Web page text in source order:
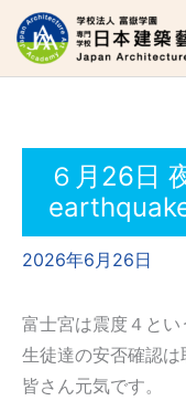
を
６月26日
2026年6月26日
富士宮は震度４とい
生徒達の安否確認は
皆さん元気です。